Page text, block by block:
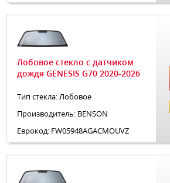
Лобовое стекло с датчиком
дождя GENESIS G70 2020-2026
Тип стекла: Лобовое
Производитель: BENSON
Еврокод: FW05948AGACMOUVZ